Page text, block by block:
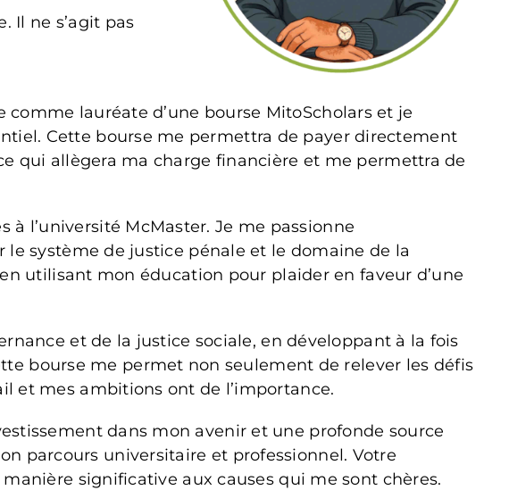
Il ne s’agit pas
lauréate d’une bourse MitoScholars et je
Cette bourse me permettra de payer directement
qui allègera ma charge financière et me permettra de
l’université McMaster. Je me passionne
système de justice pénale et le domaine de la
utilisant mon éducation pour plaider en faveur d’une
et de la justice sociale, en développant à la fois
bourse me permet non seulement de relever les défis
et mes ambitions ont de l’importance.
dans mon avenir et une profonde source
parcours universitaire et professionnel. Votre
significative aux causes qui me sont chères.